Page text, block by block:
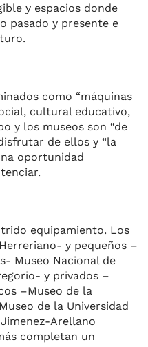
y espacios donde
pasado y presente e
como “máquinas
cultural educativo,
y los museos son “de
de ellos y “la
oportunidad
equipamiento. Los
y pequeños –
Museo Nacional de
y privados –
–Museo de la
de la Universidad
Arellano
completan un